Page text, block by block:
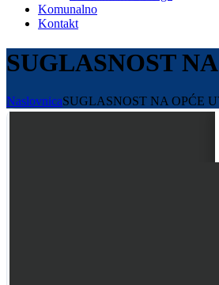
Komunalno
Kontakt
SUGLASNOST
NaslovnicaSUGLASNOST NA OPĆE